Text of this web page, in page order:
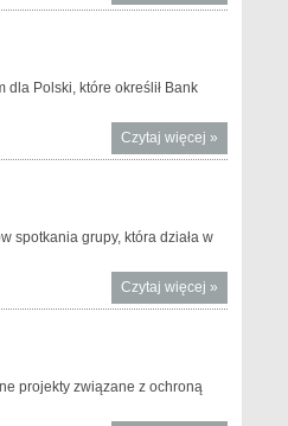
do komisji
Polski, które określił Bank
Czytaj więcej o Bank
Światowy
na lata
2019-2024
»
spotkania grupy, która działa w
Czytaj więcej o
Spotkanie
»
projekty związane z ochroną